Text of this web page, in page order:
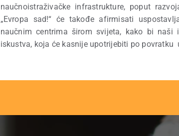
naučnoistraživačke infrastrukture, poput
„Evropa sad!“ će takođe afirmisati
naučnim centrima širom svijeta, kako bi naši
iskustva, koja će kasnije upotrijebiti po povratku